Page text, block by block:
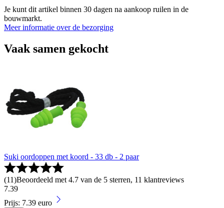
Je kunt dit artikel binnen 30 dagen na aankoop ruilen in de
bouwmarkt.
Meer informatie over de bezorging
Vaak samen gekocht
Suki oordoppen met koord - 33 db - 2 paar
(11)Beoordeeld met 4.7 van de 5 sterren, 11 klantreviews
7.39
Prijs: 7.39 euro